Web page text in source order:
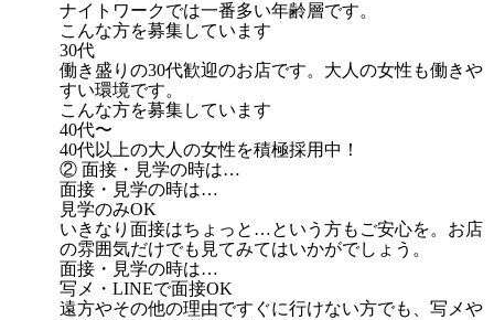
ナイトワークでは一番多い年齢層です。
こんな方を募集しています
30代
働き盛りの30代歓迎のお店です。大人の女性も働きや
すい環境です。
こんな方を募集しています
40代〜
40代以上の大人の女性を積極採用中！
② 面接・見学の時は…
面接・見学の時は…
見学のみOK
いきなり面接はちょっと…という方もご安心を。お店
の雰囲気だけでも見てみてはいかがでしょう。
面接・見学の時は…
写メ・LINEで面接OK
遠方やその他の理由ですぐに行けない方でも、写メや